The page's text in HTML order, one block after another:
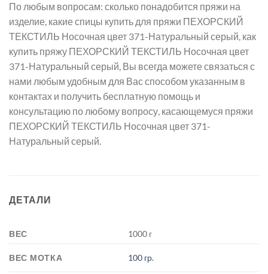
По любым вопросам: сколько понадобится пряжи на
изделие, какие спицы купить для пряжи ПЕХОРСКИЙ
ТЕКСТИЛЬ Носочная цвет 371-Натуральный серый, как
купить пряжу ПЕХОРСКИЙ ТЕКСТИЛЬ Носочная цвет
371-Натуральный серый, Вы всегда можете связаться с
нами любым удобным для Вас способом указанным в
контактах и получить бесплатную помощь и
консультацию по любому вопросу, касающемуся пряжи
ПЕХОРСКИЙ ТЕКСТИЛЬ Носочная цвет 371-
Натуральный серый.
ДЕТАЛИ
ВЕС 1000 г
ВЕС МОТКА 100 гр.